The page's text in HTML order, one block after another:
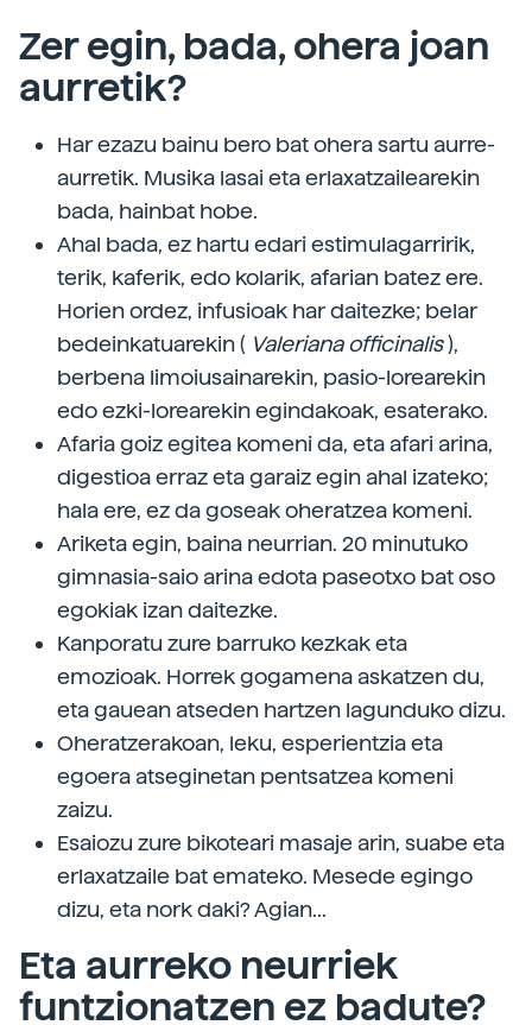
Zer egin, bada, ohera joan
aurretik?
Har ezazu bainu bero bat ohera sartu aurre-
aurretik. Musika lasai eta erlaxatzailearekin
bada, hainbat hobe.
Ahal bada, ez hartu edari estimulagarririk,
terik, kaferik, edo kolarik, afarian batez ere.
Horien ordez, infusioak har daitezke; belar
bedeinkatuarekin ( Valeriana officinalis),
berbena limoiusainarekin, pasio-lorearekin
edo ezki-lorearekin egindakoak, esaterako.
Afaria goiz egitea komeni da, eta afari arina,
digestioa erraz eta garaiz egin ahal izateko;
hala ere, ez da goseak oheratzea komeni.
Ariketa egin, baina neurrian. 20 minutuko
gimnasia-saio arina edota paseotxo bat oso
egokiak izan daitezke.
Kanporatu zure barruko kezkak eta
emozioak. Horrek gogamena askatzen du,
eta gauean atseden hartzen lagunduko dizu.
Oheratzerakoan, leku, esperientzia eta
egoera atseginetan pentsatzea komeni
zaizu.
Esaiozu zure bikoteari masaje arin, suabe eta
erlaxatzaile bat emateko. Mesede egingo
dizu, eta nork daki? Agian...
Eta aurreko neurriek
funtzionatzen ez badute?